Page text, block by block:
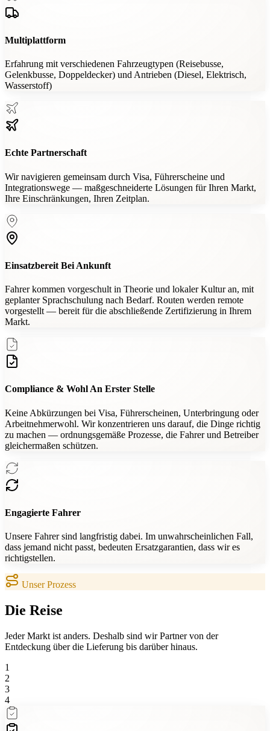
Multiplattform
Erfahrung mit verschiedenen Fahrzeugtypen (Reisebusse,
Gelenkbusse, Doppeldecker) und Antrieben (Diesel, Elektrisch,
Wasserstoff)
Echte Partnerschaft
Wir navigieren gemeinsam durch Visa, Führerscheine und
Integrationswege — maßgeschneiderte Lösungen für Ihren Markt,
Ihre Einschränkungen, Ihren Zeitplan.
Einsatzbereit Bei Ankunft
Fahrer kommen vorgeschult in Theorie und lokaler Kultur an, mit
geplanter Sprachschulung nach Bedarf. Routen werden remote
vorgestellt — bereit für die abschließende Zertifizierung in Ihrem
Markt.
Compliance & Wohl An Erster Stelle
Keine Abkürzungen bei Visa, Führerscheinen, Unterbringung oder
Arbeitnehmerwohl. Wir konzentrieren uns darauf, die Dinge richtig
zu machen — ordnungsgemäße Prozesse, die Fahrer und Betreiber
gleichermaßen schützen.
Engagierte Fahrer
Unsere Fahrer sind langfristig dabei. Im unwahrscheinlichen Fall,
dass jemand nicht passt, bedeuten Ersatzgarantien, dass wir es
richtigstellen.
Unser Prozess
Die Reise
Jeder Markt ist anders. Deshalb sind wir Partner von der
Entdeckung über die Lieferung bis darüber hinaus.
1
2
3
4